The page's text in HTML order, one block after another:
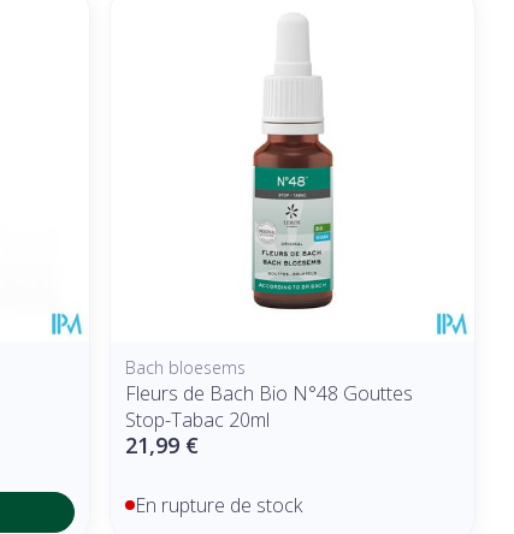
Bach bloesems
Fleurs de Bach Bio N°48 Gouttes
Stop-Tabac 20ml
21,99 €
En rupture de stock